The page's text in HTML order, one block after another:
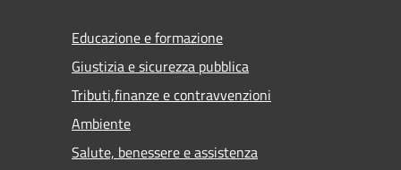
Educazione e formazione
Giustizia e sicurezza pubblica
Tributi,finanze e contravvenzioni
Ambiente
Salute, benessere e assistenza